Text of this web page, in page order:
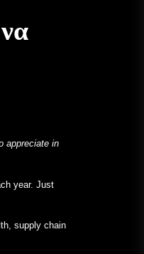
κινητήρα V12 είναι
– MotorBiscuit
Days – Racer X Online
πρόγραμμα
appreciate in
year. Just
supply chain